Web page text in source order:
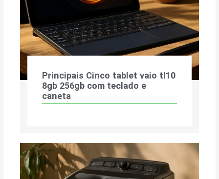
Principais Cinco tablet vaio tl10
8gb 256gb com teclado e
caneta